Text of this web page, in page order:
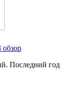
Последний год